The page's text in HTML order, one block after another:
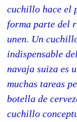
cuchillo hace el
forma parte del
unen. Un
indispensable
navaja suiza es
muchas tareas
botella de
cuchillo